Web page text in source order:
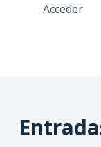
Acceder